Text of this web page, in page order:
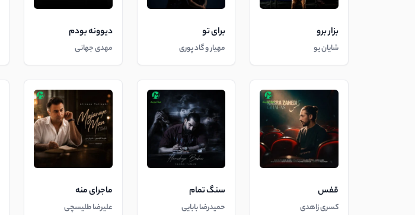
بزار برو
شایان یو
برای تو
مهیار و گاد پوری
دیوونه بودم
مهدی جهانی
قفس
کسری زاهدی
سنگ تمام
حمیدرضا بابایی
ماجرای منه
علیرضا طلیسچی